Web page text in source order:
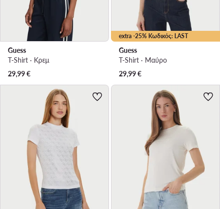
Guess
T-Shirt · Κρεμ
29,99€
extra -25% Κωδικός: LAST
Guess
T-Shirt · Μαύρο
29,99€